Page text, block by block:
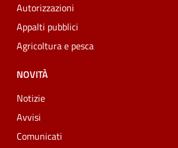
Autorizzazioni
Appalti pubblici
Agricoltura e pesca
NOVITÀ
Notizie
Avvisi
Comunicati